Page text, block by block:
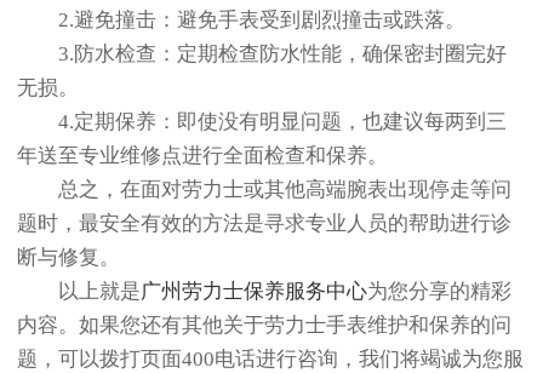
2.避免撞击：避免手表受到剧烈撞击或跌落。
3.防水检查：定期检查防水性能，确保密封圈完好
无损。
4.定期保养：即使没有明显问题，也建议每两到三
年送至专业维修点进行全面检查和保养。
总之，在面对劳力士或其他高端腕表出现停走等问
题时，最安全有效的方法是寻求专业人员的帮助进行诊
断与修复。
以上就是广州劳力士保养服务中心为您分享的精彩
内容。如果您还有其他关于劳力士手表维护和保养的问
题，可以拨打页面400电话进行咨询，我们将竭诚为您服